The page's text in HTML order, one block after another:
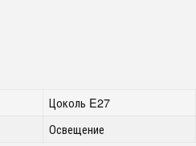
Цоколь E27
Освещение